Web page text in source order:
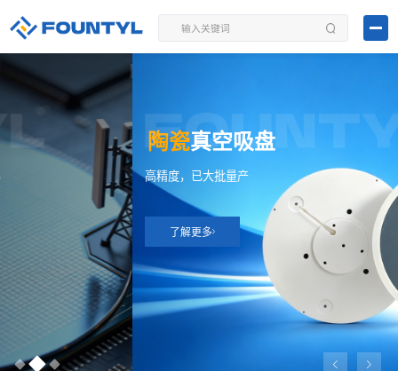
陶瓷 真空吸盘
高精度，已大批量产
了解更多